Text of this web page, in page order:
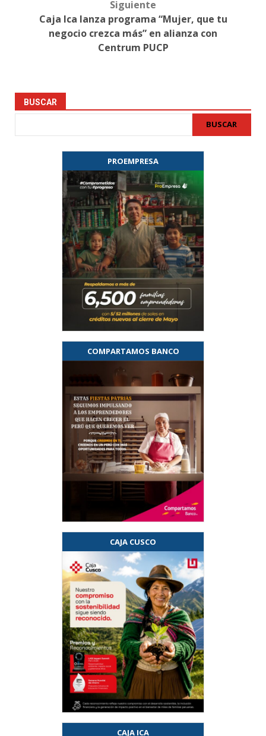
Siguiente
Caja Ica lanza programa “Mujer, que tu
negocio crezca más” en alianza con
Centrum PUCP
BUSCAR
BUSCAR
PROEMPRESA
COMPARTAMOS BANCO
CAJA CUSCO
CAJA ICA